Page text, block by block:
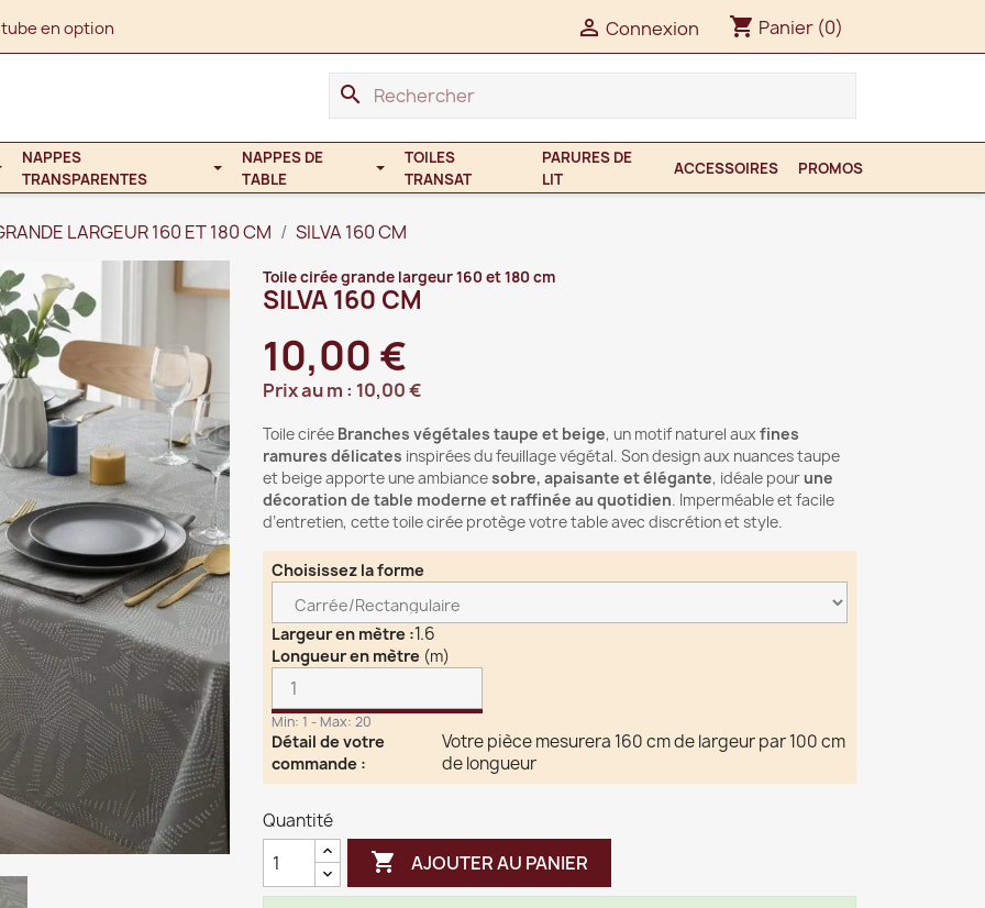
en option  Connexion shopping_cart Panier (0)
search
NAPPES
TRANSPARENTES
NAPPES DE
TABLE
TOILES
TRANSAT
PARURES DE
LIT
ACCESSOIRES PROMOS
LARGEUR 160 ET 180 CM SILVA 160 CM
Toile cirée grande largeur 160 et 180 cm
SILVA 160 CM
10,00 €
Prix au m : 10,00 €
Toile cirée Branches végétales taupe et beige, un motif naturel aux fines
ramures délicates inspirées du feuillage végétal. Son design aux nuances taupe
et beige apporte une ambiancesobre, apaisante et élégante, idéale pourune
décoration de table moderne et raffinée au quotidien. Imperméable et facile
d’entretien, cette toile cirée protège votre table avec discrétion et style.
Choisissez la forme
Largeur en mètre :1.6
Longueur en mètre (m)
Min: 1 - Max: 20
Détail de votre
commande :
Votre pièce mesurera 160 cm de largeur par 100 cm
de longueur
Quantité
 AJOUTER AU PANIER